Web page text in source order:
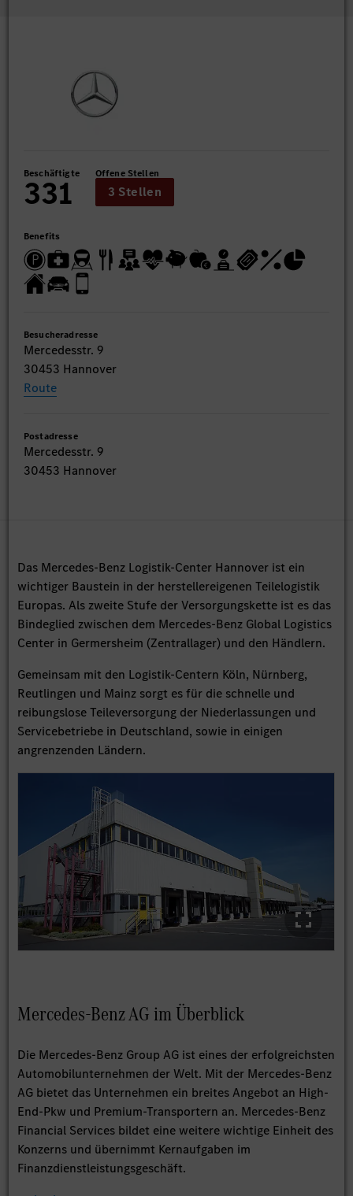
Beschäftigte
331 Offene Stellen
3 Stellen
Benefits
Besucheradresse
Mercedesstr. 9
30453 Hannover
Route
Postadresse
Mercedesstr. 9
30453 Hannover
Das Mercedes-Benz Logistik-Center Hannover ist ein
wichtiger Baustein in der herstellereigenen Teilelogistik
Europas. Als zweite Stufe der Versorgungskette ist es das
Bindeglied zwischen dem Mercedes-Benz Global Logistics
Center in Germersheim (Zentrallager) und den Händlern.
Gemeinsam mit den Logistik-Centern Köln, Nürnberg,
Reutlingen und Mainz sorgt es für die schnelle und
reibungslose Teileversorgung der Niederlassungen und
Servicebetriebe in Deutschland, sowie in einigen
angrenzenden Ländern.
Mercedes-Benz AG im Überblick
Die Mercedes-Benz Group AG ist eines der erfolgreichsten
Automobilunternehmen der Welt. Mit der Mercedes-Benz
AG bietet das Unternehmen ein breites Angebot an High-
End-Pkw und Premium-Transportern an. Mercedes-Benz
Financial Services bildet eine weitere wichtige Einheit des
Konzerns und übernimmt Kernaufgaben im
Finanzdienstleistungsgeschäft.